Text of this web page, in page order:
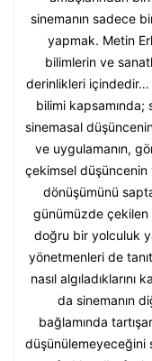
sinemanın sadece
yapmak. Metin
bilimlerin ve
derinlikleri içindedir…
bilimi kapsamında;
sinemasal
ve uygulamanın,
çekimsel düşüncenin
dönüşümünü
günümüzde çekilen
doğru bir yolculuk
yönetmenleri de
nasıl
da sinemanın
bağlamında
düşünülemeyeceğini